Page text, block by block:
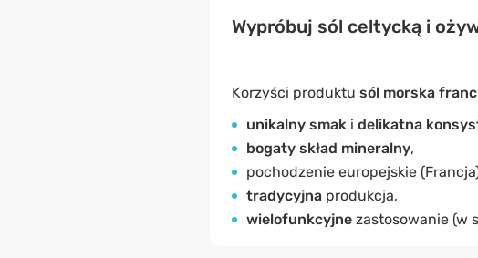
Wypróbuj sól celtycką i
Korzyści produktu sól morska
unikalny smaki delikatna
bogaty skład mineralny,
pochodzenie europejskie
tradycyjnaprodukcja,
wielofunkcyjnezastosowanie (w